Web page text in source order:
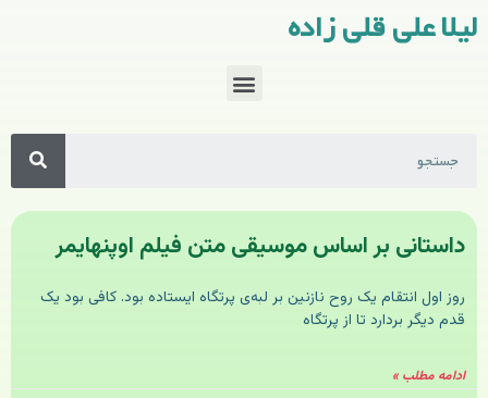
لیلا علی قلی زاده
داستانی بر اساس موسیقی متن فیلم اوپنهایمر
روز اول انتقام یک روح نازنین بر لبه‌ی پرتگاه ایستاده بود. کافی بود یک
قدم دیگر بردارد تا از پرتگاه
ادامه مطلب »